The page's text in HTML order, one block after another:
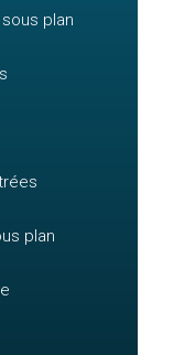
plan
plan